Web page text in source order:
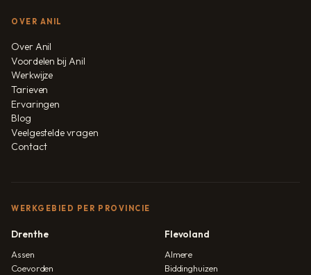
OVER ANIL
Over Anil
Voordelen bij Anil
Werkwijze
Tarieven
Ervaringen
Blog
Veelgestelde vragen
Contact
WERKGEBIED PER PROVINCIE
Drenthe
Assen
Coevorden
Flevoland
Almere
Biddinghuizen